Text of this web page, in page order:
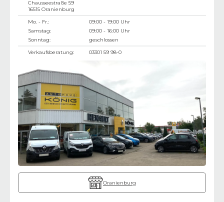
Chausseestraße 59
16515 Oranienburg
Mo. - Fr.:
09:00 - 19:00 Uhr
Samstag:
09:00 - 16:00 Uhr
Sonntag:
geschlossen
Verkaufsberatung:
03301 59 98-0
Oranienburg